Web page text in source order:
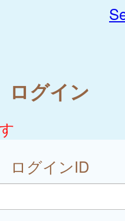
ログイン
ログインID